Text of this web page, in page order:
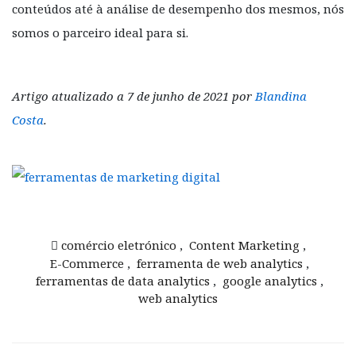
conteúdos até à análise de desempenho dos mesmos, nós
somos o parceiro ideal para si.
Artigo atualizado a 7 de junho de 2021 por Blandina
Costa.
comércio eletrónico , Content Marketing ,
E-Commerce , ferramenta de web analytics ,
ferramentas de data analytics , google analytics ,
web analytics